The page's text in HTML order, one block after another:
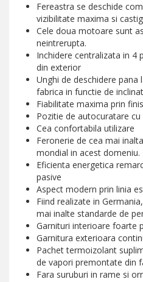
Fereastra se deschide
vizibilitate maxima si
Cele doua motoare sunt
neintrerupta.
Inchidere centralizata in 4
din exterior
Unghi de deschidere pana
fabrica in functie de
Fiabilitate maxima prin
Pozitie de autocuratare
Cea confortabila utilizare
Feronerie de cea mai
mondial in acest domeniu.
Eficienta energetica
pasive
Aspect modern prin linia
Fiind realizate in
mai inalte standarde de
Garnituri interioare foarte
Garnitura exterioara
Pachet termoizolant
de vapori premontate din
Fara suruburi in rame si